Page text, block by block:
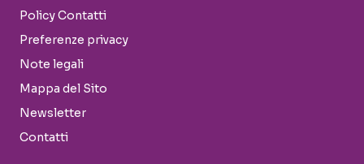
Policy Contatti
Preferenze privacy
Note legali
Mappa del Sito
Newsletter
Contatti